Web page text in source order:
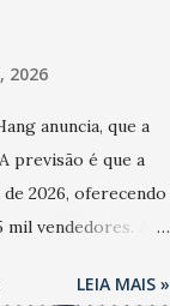
2026
anuncia, que a
previsão é que a
2026, oferecendo
vendedores. A
será na Avenida
LEIA MAIS »